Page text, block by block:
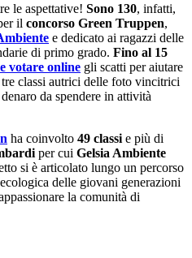
le aspettative! Sono 130, infatti,
il concorso Green Truppen,
e dedicato ai ragazzi delle
di primo grado. Fino al 15
votare online gli scatti per aiutare
classi autrici delle foto vincitrici
da spendere in attività
ha coinvolto 49 classi e più di
per cui Gelsia Ambiente
si è articolato lungo un percorso
delle giovani generazioni
la comunità di